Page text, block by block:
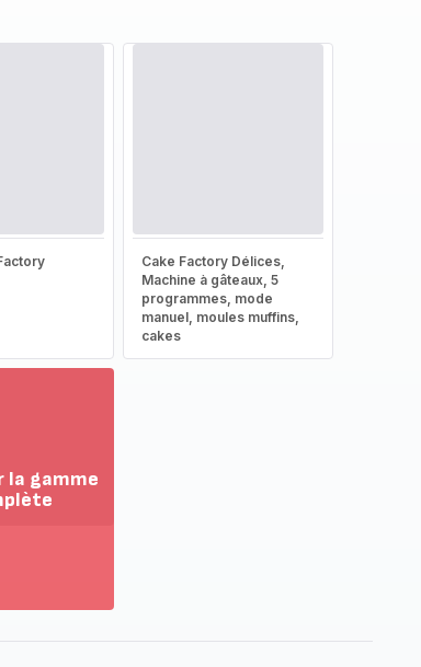
Cake Factory Délices,
Machine à gâteaux, 5
programmes, mode
manuel, moules muffins,
cakes
la gamme